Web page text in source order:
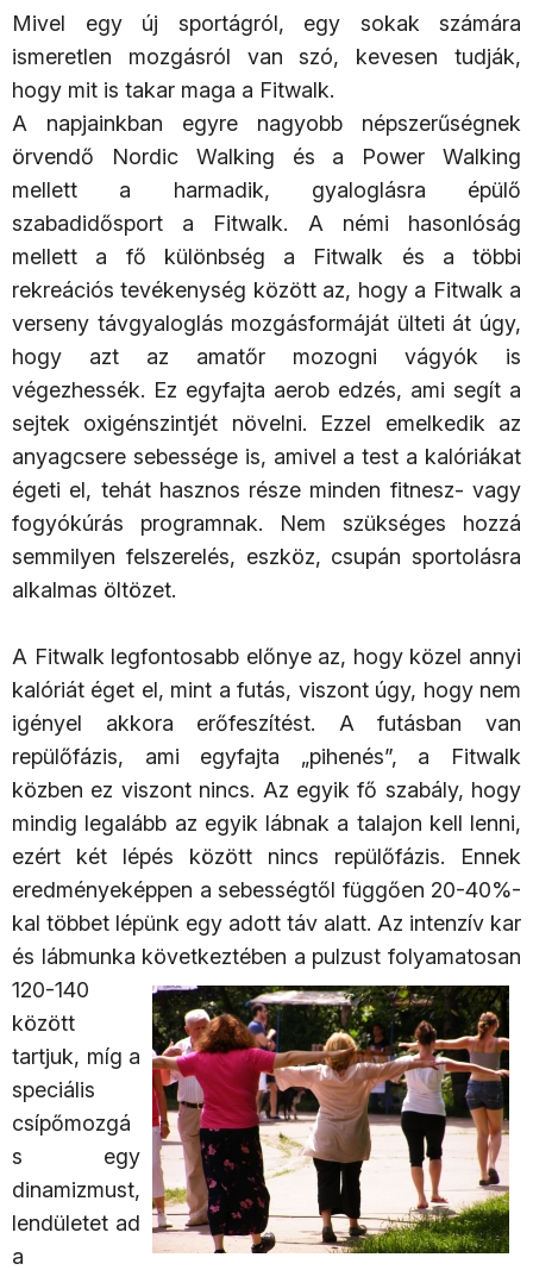
Mivel egy új sportágról, egy sokak számára
ismeretlen mozgásról van szó, kevesen tudják,
hogy mit is takar maga a Fitwalk.
A napjainkban egyre nagyobb népszerűségnek
örvendő Nordic Walking és a Power Walking
mellett a harmadik, gyaloglásra épülő
szabadidősport a Fitwalk. A némi hasonlóság
mellett a fő különbség a Fitwalk és a többi
rekreációs tevékenység között az, hogy a Fitwalk a
verseny távgyaloglás mozgásformáját ülteti át úgy,
hogy azt az amatőr mozogni vágyók is
végezhessék. Ez egyfajta aerob edzés, ami segít a
sejtek oxigénszintjét növelni. Ezzel emelkedik az
anyagcsere sebessége is, amivel a test a kalóriákat
égeti el, tehát hasznos része minden fitnesz- vagy
fogyókúrás programnak. Nem szükséges hozzá
semmilyen felszerelés, eszköz, csupán sportolásra
alkalmas öltözet.
A Fitwalk legfontosabb előnye az, hogy közel annyi
kalóriát éget el, mint a futás, viszont úgy, hogy nem
igényel akkora erőfeszítést. A futásban van
repülőfázis, ami egyfajta „pihenés”, a Fitwalk
közben ez viszont nincs. Az egyik fő szabály, hogy
mindig legalább az egyik lábnak a talajon kell lenni,
ezért két lépés között nincs repülőfázis. Ennek
eredményeképpen a sebességtől függően 20-40%-
kal többet lépünk egy adott táv alatt. Az intenzív kar
és lábmunka következtében a pulzust folyamatosan
120-140
között
tartjuk, míg a
speciális
csípőmozgá
s egy
dinamizmust,
lendületet ad
a